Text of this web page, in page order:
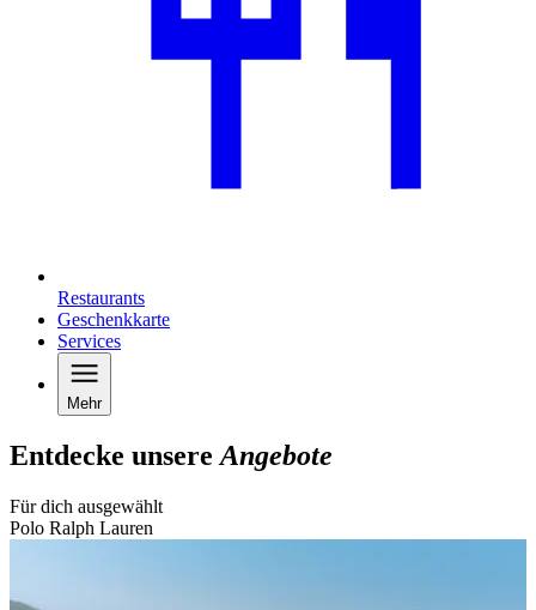
Restaurants
Geschenkkarte
Services
Mehr
Entdecke unsereAngebote
Für dich ausgewählt
Polo Ralph Lauren